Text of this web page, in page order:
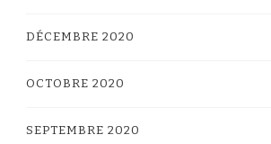
DÉCEMBRE 2020
OCTOBRE 2020
SEPTEMBRE 2020